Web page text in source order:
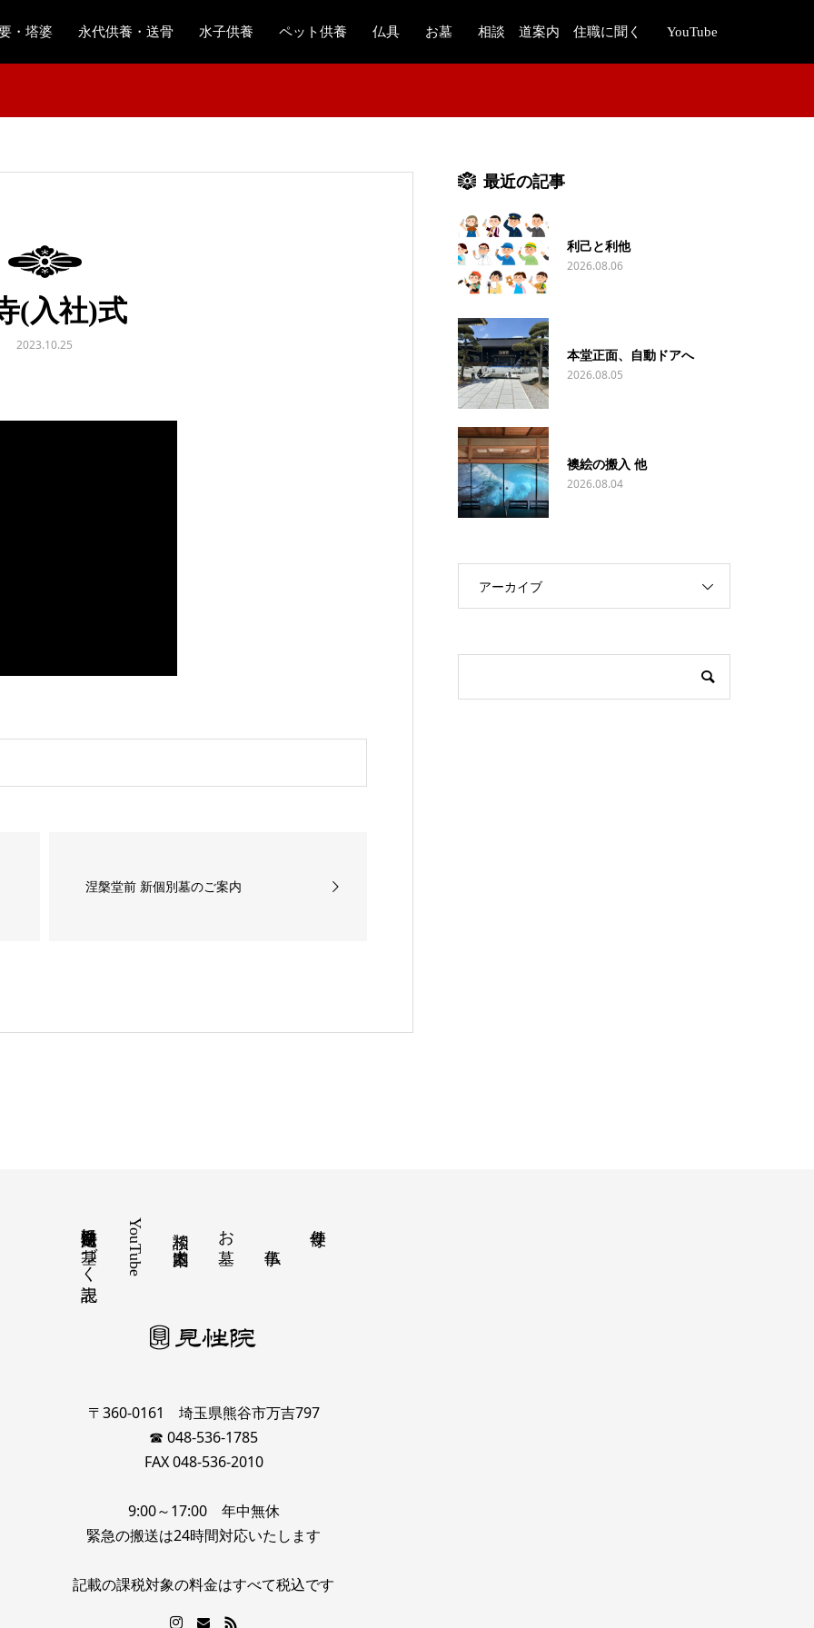
・塔婆 永代供養・送骨 水子供養 ペット供養 仏具 お墓 相談 道案内 住職に聞く YouTube
(入社)式
2023.10.25
涅槃堂前 新個別墓のご案内
最近の記事
利己と利他
2026.08.06
本堂正面、自動ドアへ
2026.08.05
襖絵の搬入 他
2026.08.04
アーカイブ
寺便り
お墓
YouTube
特定商取引法に基づく表記
〒360-0161 埼玉県熊谷市万吉797
☎ 048-536-1785
FAX 048-536-2010
9:00～17:00 年中無休
緊急の搬送は24時間対応いたします
記載の課税対象の料金はすべて税込です